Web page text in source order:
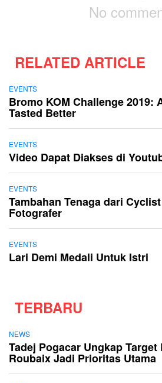
No
RELATED ARTICLE
EVENTS
Bromo KOM Challenge 2019:
Tasted Better
EVENTS
Video Dapat Diakses di
EVENTS
Tambahan Tenaga dari
Fotografer
EVENTS
Lari Demi Medali Untuk Istri
TERBARU
NEWS
Tadej Pogacar Ungkap Target
Roubaix Jadi Prioritas Utama